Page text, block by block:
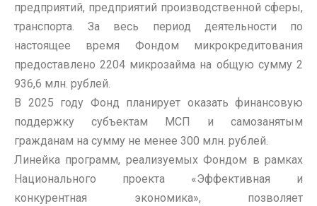
предприятий, предприятий производственной сферы,
транспорта. За весь период деятельности по
настоящее время Фондом микрокредитования
предоставлено 2204 микрозайма на общую сумму 2
936,6 млн. рублей.
В 2025 году Фонд планирует оказать финансовую
поддержку субъектам МСП и самозанятым
гражданам на сумму не менее 300 млн. рублей.
Линейка программ, реализуемых Фондом в рамках
Национального проекта «Эффективная и
конкурентная экономика», позволяет